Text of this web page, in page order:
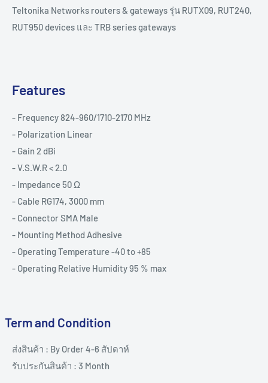
Teltonika Networks routers & gateways รุ่น RUTX09, RUT240,
RUT950 devices และ TRB series gateways
Features
- Frequency 824-960/1710-2170 MHz
- Polarization Linear
- Gain 2 dBi
- V.S.W.R < 2.0
- Impedance 50 Ω
- Cable RG174, 3000 mm
- Connector SMA Male
- Mounting Method Adhesive
- Operating Temperature -40 to +85
- Operating Relative Humidity 95 % max
Term and Condition
ส่งสินค้า : By Order 4-6 สัปดาห์
รับประกันสินค้า : 3 Month